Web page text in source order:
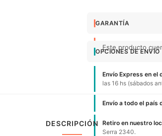
GARANTÍA
Este producto
OPCIONES DE ENVÍO
Envío Express en el
las 16 hs (sábados
Envío a todo el país
Retiro en nuestro
Serra 2340.
DESCRIPCIÓN